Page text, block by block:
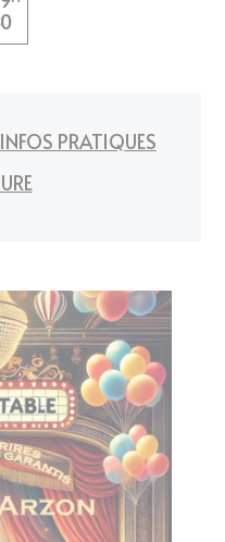
INFOS PRATIQUES